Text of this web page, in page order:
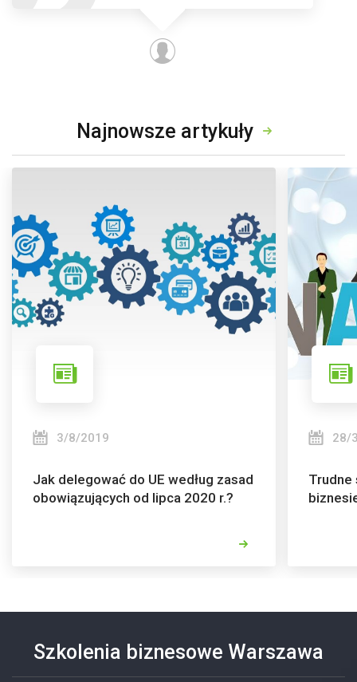
Najnowsze artykuły
3/8/2019
Jak delegować do UE według zasad
obowiązujących od lipca 2020 r.?
28/
Trudne
Szkolenia biznesowe Warszawa